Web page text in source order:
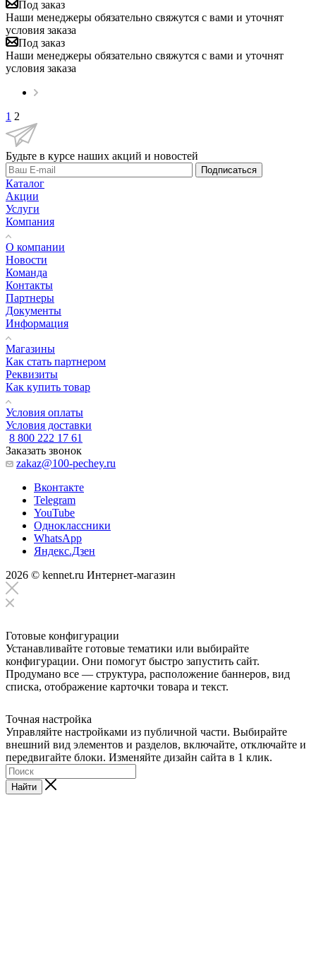
Под заказ
Наши менеджеры обязательно свяжутся с вами и уточнят
условия заказа
Под заказ
Наши менеджеры обязательно свяжутся с вами и уточнят
условия заказа
1 2
Будьте в курсе наших акций и новостей
Подписаться
Каталог
Акции
Услуги
Компания
О компании
Новости
Команда
Контакты
Партнеры
Документы
Информация
Магазины
Как стать партнером
Реквизиты
Как купить товар
Условия оплаты
Условия доставки
8 800 222 17 61
Заказать звонок
zakaz@100-pechey.ru
Вконтакте
Telegram
YouTube
Одноклассники
WhatsApp
Яндекс.Дзен
2026 © kennet.ru Интернет-магазин
Готовые конфигурации
Устанавливайте готовые тематики или выбирайте
конфигурации. Они помогут быстро запустить сайт.
Продумано все — структура, расположение баннеров, вид
списка, отображение карточки товара и текст.
Точная настройка
Управляйте настройками из публичной части. Выбирайте
внешний вид элементов и разделов, включайте, отключайте и
передвигайте блоки. Изменяйте дизайн сайта в 1 клик.
Найти